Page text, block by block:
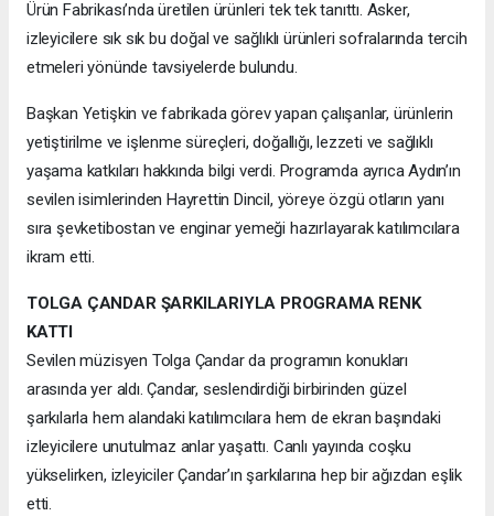
Ürün Fabrikası’nda üretilen ürünleri tek tek tanıttı. Asker,
izleyicilere sık sık bu doğal ve sağlıklı ürünleri sofralarında tercih
etmeleri yönünde tavsiyelerde bulundu.
Başkan Yetişkin ve fabrikada görev yapan çalışanlar, ürünlerin
yetiştirilme ve işlenme süreçleri, doğallığı, lezzeti ve sağlıklı
yaşama katkıları hakkında bilgi verdi. Programda ayrıca Aydın’ın
sevilen isimlerinden Hayrettin Dincil, yöreye özgü otların yanı
sıra şevketibostan ve enginar yemeği hazırlayarak katılımcılara
ikram etti.
TOLGA ÇANDAR ŞARKILARIYLA PROGRAMA RENK
KATTI
Sevilen müzisyen Tolga Çandar da programın konukları
arasında yer aldı. Çandar, seslendirdiği birbirinden güzel
şarkılarla hem alandaki katılımcılara hem de ekran başındaki
izleyicilere unutulmaz anlar yaşattı. Canlı yayında coşku
yükselirken, izleyiciler Çandar’ın şarkılarına hep bir ağızdan eşlik
etti.